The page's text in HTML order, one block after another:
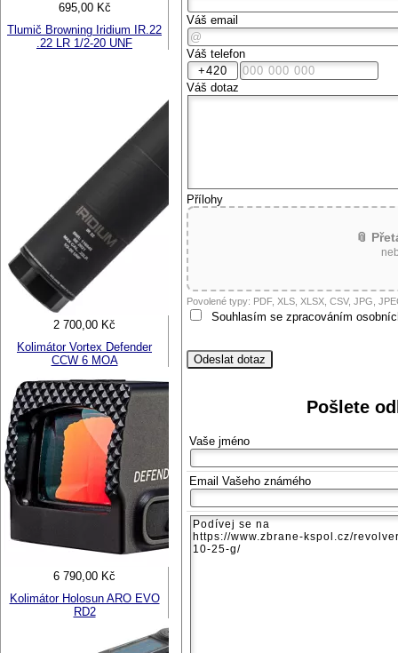
Váš email
Váš telefon
Váš dotaz
Přílohy
📎
Povolené typy: PDF, XLS, XLSX, CSV, JPG,
Souhlasím se zpracováním
Pošlete
Vaše jméno
Email Vašeho známého
695,00 Kč
Tlumič Browning Iridium IR.22
.22 LR 1/2-20 UNF
2 700,00 Kč
Kolimátor Vortex Defender
CCW 6 MOA
6 790,00 Kč
Kolimátor Holosun ARO EVO
RD2
veřejnosti od 18 let a podnikatelům v oblasti zbraně a
ANO NE